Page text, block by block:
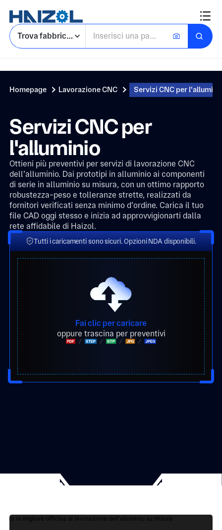
Trova fabbriche
Homepage Lavorazione CNC Servizi CNC per
Servizi CNC per
l'alluminio
Ottieni più preventivi per servizi di lavorazione CNC
dell’alluminio. Dai prototipi in alluminio ai componenti
di serie in alluminio su misura, con un ottimo rapporto
robustezza-peso e tolleranze strette, realizzati da
fornitori verificati senza minimo d’ordine. Carica il tuo
file CAD oggi stesso e inizia ad approvvigionarti dalla
rete affidabile di Haizol.
Tutti i caricamenti sono sicuri. Opzioni NDA disponibili.
Fai clic per caricare
oppure trascina per preventivi